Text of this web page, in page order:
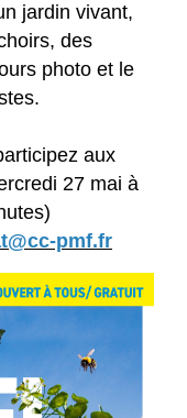
jardin vivant,
des
photo et le
aux
27 mai à
pmf.fr